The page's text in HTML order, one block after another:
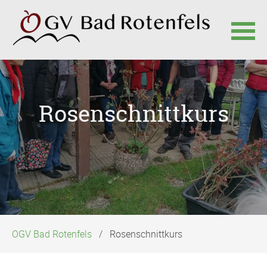
Navigation
überspringen
Rosenschnittkurs
OGV Bad Rotenfels Rosenschnittkurs